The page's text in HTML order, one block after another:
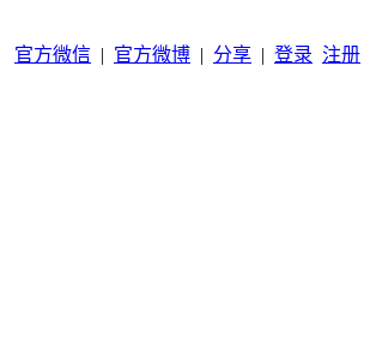
官方微信 | 官方微博 | 分享 | 登录 注册